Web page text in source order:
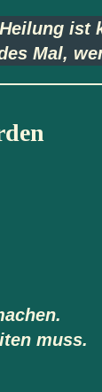
Heilung ist
Mal,
muss.